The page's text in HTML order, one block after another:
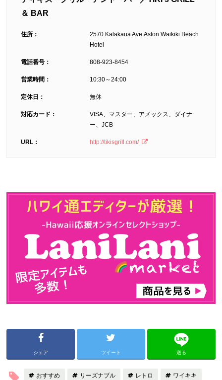
＆ BAR
住所：
2570 Kalakaua Ave.Aston Waikiki Beach
Hotel
電話番号： 808-923-8454
営業時間： 10:30～24:00
定休日： 無休
対応カード：
VISA、マスター、アメックス、ダイナ
ー、JCB
URL： http://tikisgrill.com/
シェア ツイート 送る
おすすめ リーズナブル レトロ ワイキキ